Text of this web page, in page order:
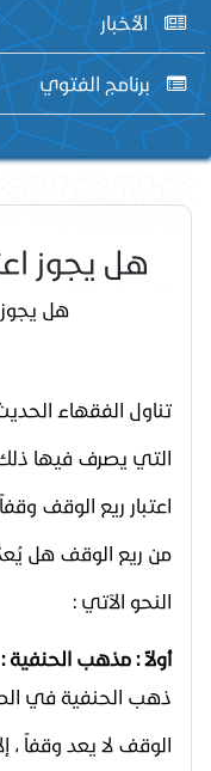
الأخبار
برنامج الفتوي
هل يجوز
هل يجوز
تناول الفقهاء
التي يصرف فيها
اعتبار ريع الوقف
من ريع الوقف هل
النحو الآتي :
أولاً : مذهب الحنفية :
ذهب الحنفية في
الوقف لا يعد وقفاً ،